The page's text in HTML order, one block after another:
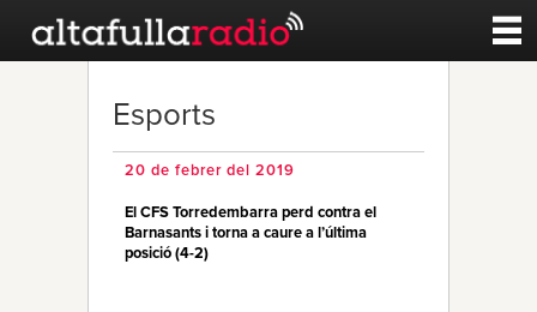
Esports
Esports
20 de febrer del 2019
El CFS Torredembarra perd contra el
Barnasants i torna a caure a l’última
posició (4-2)